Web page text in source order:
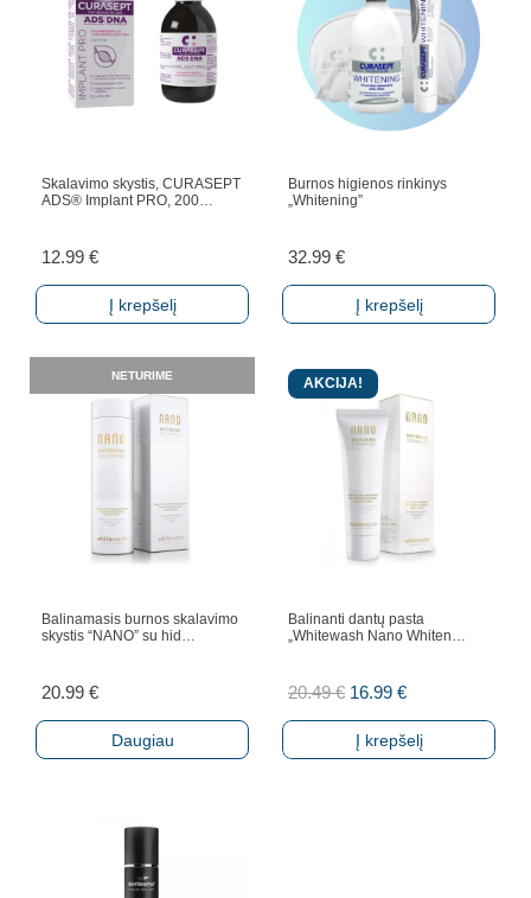
Skalavimo skystis, CURASEPT
ADS® Implant PRO, 200…
12.99 €
Į krepšelį
Burnos higienos rinkinys
„Whitening”
32.99 €
Į krepšelį
NETURIME
Balinamasis burnos skalavimo
skystis “NANO” su hid…
20.99 €
Daugiau
AKCIJA!
Balinanti dantų pasta
„Whitewash Nano Whiten…
20.49€ Original
price
was:
16.99 €Current
price
is:
Į krepšelį